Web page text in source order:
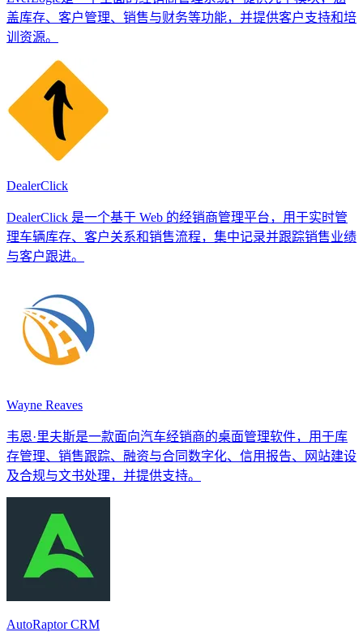
盖库存、客户管理、销售与财务等功能，并提供客户支持和培
训资源。
DealerClick
DealerClick 是一个基于 Web 的经销商管理平台，用于实时管
理车辆库存、客户关系和销售流程，集中记录并跟踪销售业绩
与客户跟进。
Wayne Reaves
韦恩·里夫斯是一款面向汽车经销商的桌面管理软件，用于库
存管理、销售跟踪、融资与合同数字化、信用报告、网站建设
及合规与文书处理，并提供支持。
AutoRaptor CRM